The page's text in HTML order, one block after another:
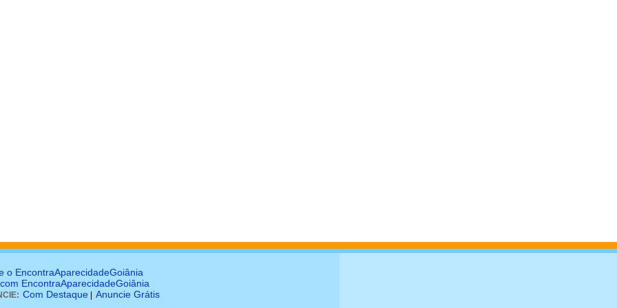
o EncontraAparecidadeGoiânia
EncontraAparecidadeGoiânia
Com Destaque Anuncie Grátis